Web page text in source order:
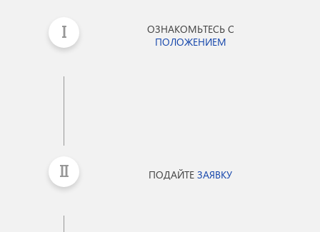
ОЗНАКОМЬТЕСЬ С
ПОЛОЖЕНИЕМ
ПОДАЙТЕЗАЯВКУ